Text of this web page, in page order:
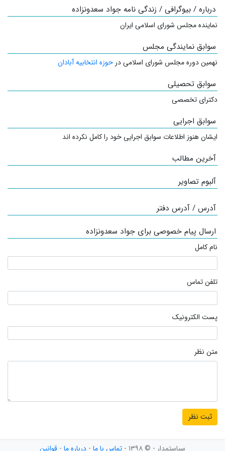
درباره / بیوگرافی / زندگی نامه جواد سعدونزاده
نماینده مجلس شورای اسلامی ایران
سوابق نمایندگی مجلس
نهمین دوره مجلس شورای اسلامی در حوزه انتخابیه آبادان
سوابق تحصیلی
دکترای تخصصی
سوابق اجرایی
ایشان هنوز اطلاعات سوابق اجرایی خود را کامل نکرده اند
آخرین مطالب
آلبوم تصاویر
آدرس / آدرس دفتر
ارسال پیام خصوصی برای جواد سعدونزاده
نام کامل
تلفن تماس
پست الکترونیک
متن نظر
سیاستمدار - © ۱۳۹۸ - تماس با ما - درباره ما - قوانین